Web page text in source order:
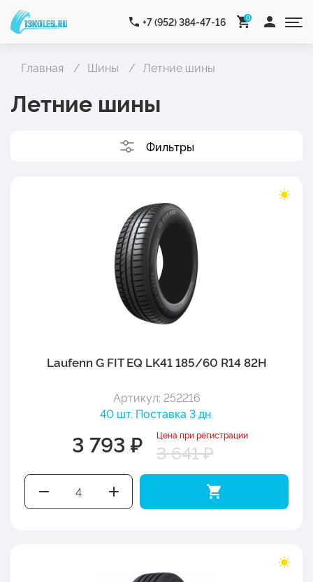
+7 (952) 384-47-16 0
Главная Шины Летние шины
Летние шины
Фильтры
Laufenn G FIT EQ LK41 185/60 R14 82H
Артикул: 252216
40 шт. Поставка 3 дн.
3 793 ₽ Цена при регистрации
3 641 ₽